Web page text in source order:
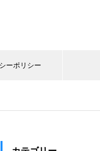
ーポリシー